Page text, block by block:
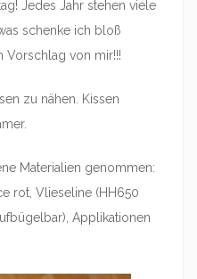
Jedes Jahr stehen viele
schenke ich bloß
Vorschlag von mir!!!
zu nähen. Kissen
Materialien genommen:
rot, Vlieseline (HH650
Applikationen